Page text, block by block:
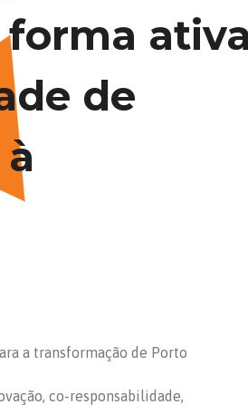
ativa
de
a transformação de Porto
co-responsabilidade,